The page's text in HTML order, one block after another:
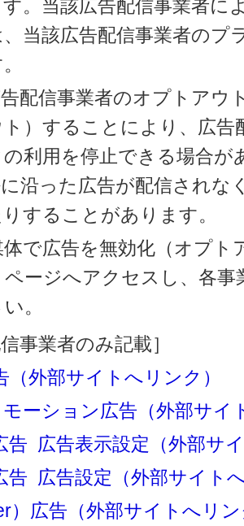
。当該広告配信事業者に
当該広告配信事業者のプ
配信事業者のオプトアウ
ト）することにより、広
利用を停止できる場合が
沿った広告が配信されな
することがあります。
で広告を無効化（オプト
ージへアクセスし、各
。
事業者のみ記載］
（外部サイトへリンク）
モーション広告（外部サイ
告 広告表示設定（外部サ
告 広告設定（外部サイト
）広告（外部サイトへリ